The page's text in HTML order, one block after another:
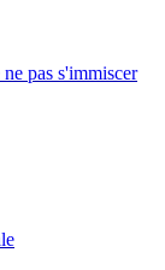
pas s'immiscer